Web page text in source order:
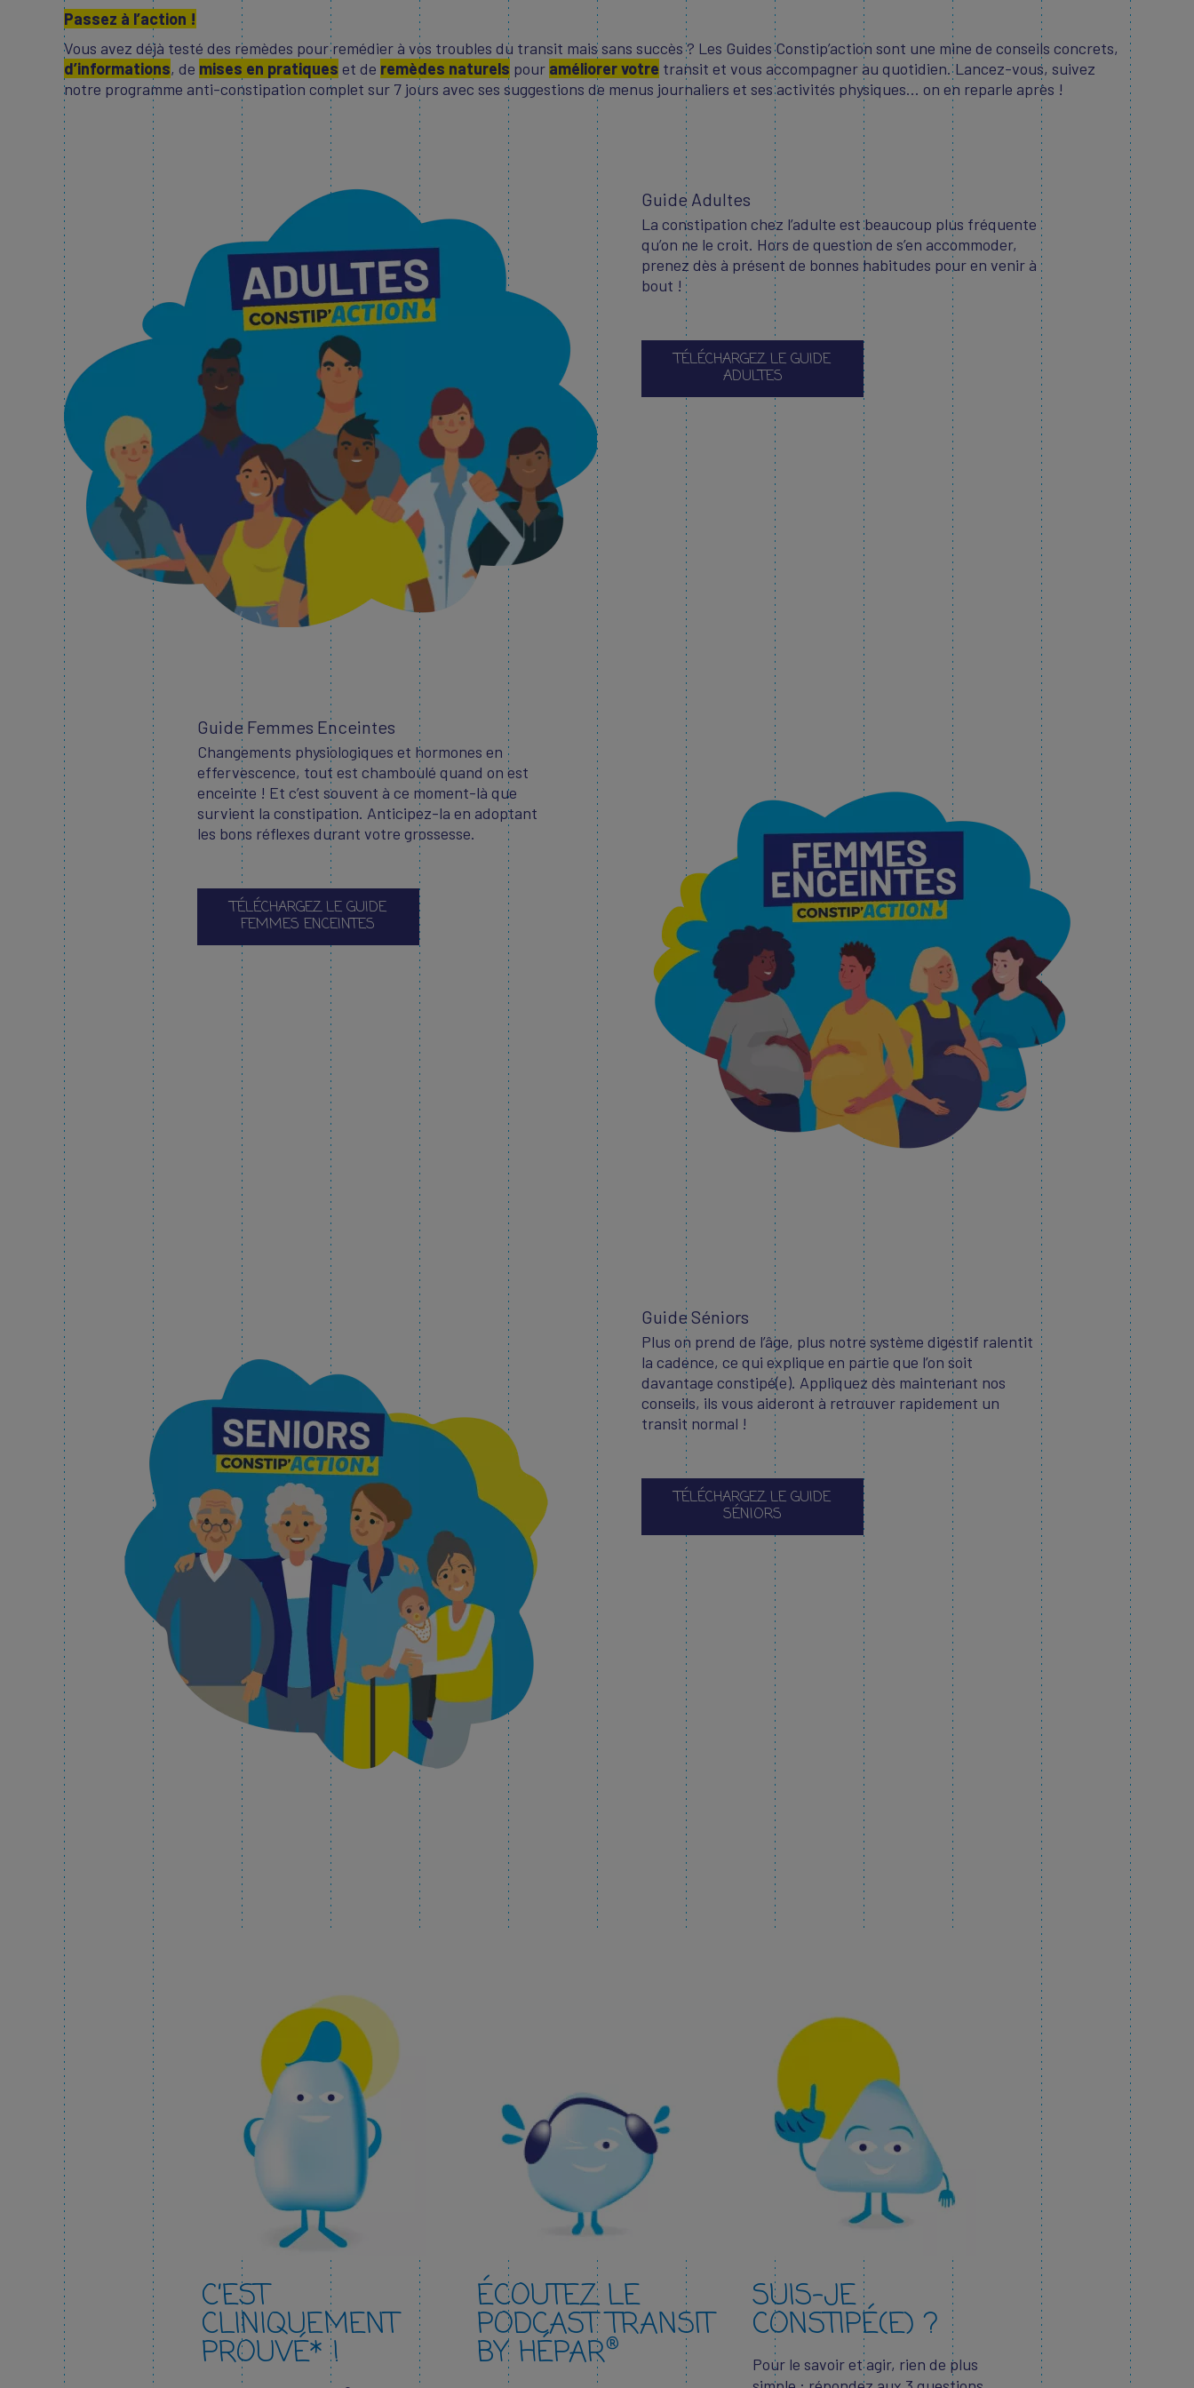
Passez à l’action !
Vous avez déjà testé des remèdes pour remédier à vos troubles du transit mais sans succès ? Les Guides Constip’action sont une mine de conseils concrets,
d’informations, de mises en pratiques et de remèdes naturels pour améliorer votre transit et vous accompagner au quotidien. Lancez-vous, suivez
notre programme anti-constipation complet sur 7 jours avec ses suggestions de menus journaliers et ses activités physiques... on en reparle après !
Guide Adultes
La constipation chez l’adulte est beaucoup plus fréquente
qu’on ne le croit. Hors de question de s’en accommoder,
prenez dès à présent de bonnes habitudes pour en venir à
bout !
TÉLÉCHARGEZ LE GUIDE
ADULTES
Guide Femmes Enceintes
Changements physiologiques et hormones en
effervescence, tout est chamboulé quand on est
enceinte ! Et c’est souvent à ce moment-là que
survient la constipation. Anticipez-la en adoptant
les bons réflexes durant votre grossesse.
TÉLÉCHARGEZ LE GUIDE
FEMMES ENCEINTES
Guide Séniors
Plus on prend de l’âge, plus notre système digestif ralentit
la cadence, ce qui explique en partie que l’on soit
davantage constipé(e). Appliquez dès maintenant nos
conseils, ils vous aideront à retrouver rapidement un
transit normal !
TÉLÉCHARGEZ LE GUIDE
SÉNIORS
C’EST
CLINIQUEMENT
PROUVÉ* !
ÉCOUTEZ LE
PODCAST TRANSIT
BY HÉPAR®
SUIS-JE
CONSTIPÉ(E) ?
Pour le savoir et agir, rien de plus